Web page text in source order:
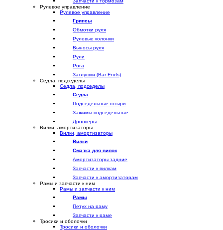
Рулевое управление
Рулевое управление
Грипсы
Обмотки руля
Рулевые колонки
Выносы руля
Рули
Рога
Заглушки (Bar Ends)
Седла, подседелы
Седла, подседелы
Седла
Подседельные штыри
Зажимы подседельные
Дропперы
Вилки, амортизаторы
Вилки, амортизаторы
Вилки
Смазка для вилок
Амортизаторы задние
Запчасти к вилкам
Запчасти к амортизаторам
Рамы и запчасти к ним
Рамы и запчасти к ним
Рамы
Петух на раму
Запчасти к раме
Тросики и оболочки
Тросики и оболочки